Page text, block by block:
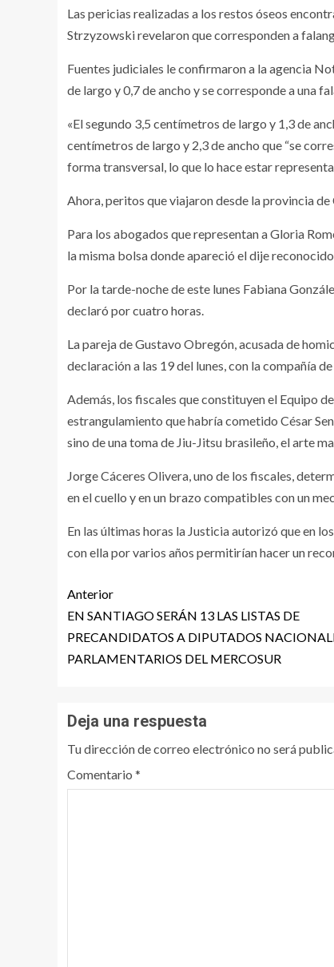
Las pericias realizadas a los restos óseos
Strzyzowski revelaron que corresponden a
Fuentes judiciales le confirmaron a la agencia
de largo y 0,7 de ancho y se corresponde a una
«El segundo 3,5 centímetros de largo y 1,3 de
centímetros de largo y 2,3 de ancho que “se
forma transversal, lo que lo hace estar
Ahora, peritos que viajaron desde la provincia
Para los abogados que representan a Gloria
la misma bolsa donde apareció el dije
Por la tarde-noche de este lunes Fabiana
declaró por cuatro horas.
La pareja de Gustavo Obregón, acusada de
declaración a las 19 del lunes, con la compañía
Además, los fiscales que constituyen el Equipo
estrangulamiento que habría cometido César
sino de una toma de Jiu-Jitsu brasileño, el arte
Jorge Cáceres Olivera, uno de los fiscales,
en el cuello y en un brazo compatibles con un
En las últimas horas la Justicia autorizó que en
con ella por varios años permitirían hacer un
Anterior
EN SANTIAGO SERÁN 13 LAS LISTAS DE
PRECANDIDATOS A DIPUTADOS
PARLAMENTARIOS DEL MERCOSUR
Deja una respuesta
Tu dirección de correo electrónico no será
Comentario *